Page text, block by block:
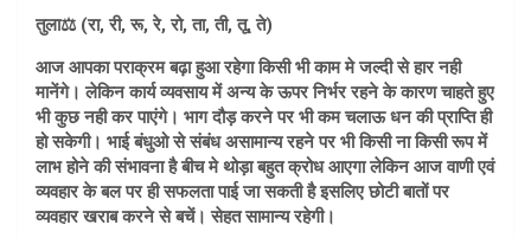
तुला⚖️ (रा, री, रू, रे, रो, ता, ती, तू, ते)
आज आपका पराक्रम बढ़ा हुआ रहेगा किसी भी काम मे जल्दी से हार नही
मानेंगे। लेकिन कार्य व्यवसाय में अन्य के ऊपर निर्भर रहने के कारण चाहते हुए
भी कुछ नही कर पाएंगे। भाग दौड़ करने पर भी कम चलाऊ धन की प्राप्ति ही
हो सकेगी। भाई बंधुओ से संबंध असामान्य रहने पर भी किसी ना किसी रूप में
लाभ होने की संभावना है बीच मे थोड़ा बहुत क्रोध आएगा लेकिन आज वाणी एवं
व्यवहार के बल पर ही सफलता पाई जा सकती है इसलिए छोटी बातों पर
व्यवहार खराब करने से बचें। सेहत सामान्य रहेगी।